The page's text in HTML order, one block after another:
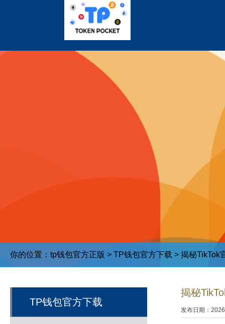
你的位置： tp钱包官方正版 > TP钱包官方下载 > 揭秘TikTok
TP钱包官方下载
揭秘
发布日期：